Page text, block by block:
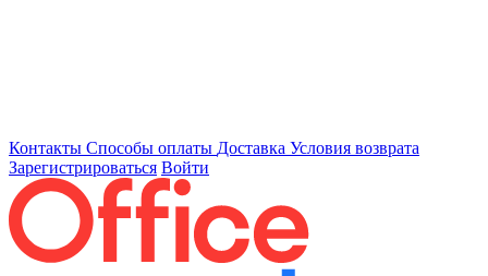
Контакты Способы оплаты Доставка Условия возврата
Зарегистрироваться Войти